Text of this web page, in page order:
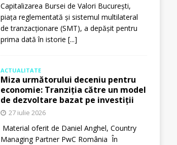
Capitalizarea Bursei de Valori București,
piața reglementată și sistemul multilateral
de tranzacționare (SMT), a depășit pentru
prima dată în istorie [...]
ACTUALITATE
Miza următorului deceniu pentru
economie: Tranziția către un model
de dezvoltare bazat pe investiții
27 iulie 2026
Material oferit de Daniel Anghel, Country
Managing Partner PwC România În